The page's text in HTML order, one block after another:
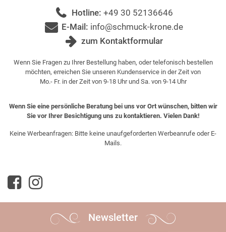
Hotline: +49 30 52136646
E-Mail: info@schmuck-krone.de
zum Kontaktformular
Wenn Sie Fragen zu Ihrer Bestellung haben, oder telefonisch bestellen
möchten, erreichen Sie unseren Kundenservice in der Zeit von
Mo.- Fr. in der Zeit von 9-18 Uhr und Sa. von 9-14 Uhr
Wenn Sie eine persönliche Beratung bei uns vor Ort wünschen, bitten wir
Sie vor Ihrer Besichtigung uns zu kontaktieren. Vielen Dank!
Keine Werbeanfragen: Bitte keine unaufgeforderten Werbeanrufe oder E-
Mails.
Newsletter